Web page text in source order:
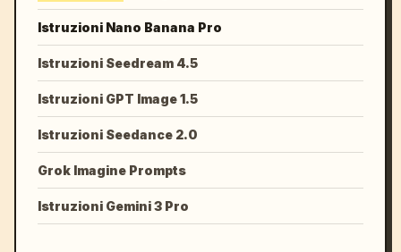
Istruzioni Nano Banana Pro
Istruzioni Seedream 4.5
Istruzioni GPT Image 1.5
Istruzioni Seedance 2.0
Grok Imagine Prompts
Istruzioni Gemini 3 Pro